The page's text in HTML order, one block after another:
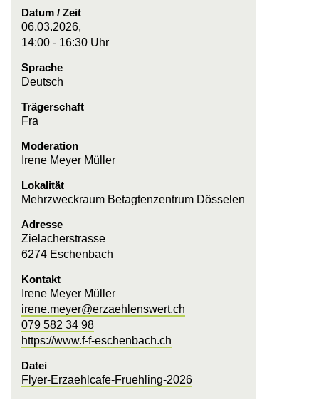
Datum / Zeit
06.03.2026,
14:00 - 16:30 Uhr
Sprache
Deutsch
Trägerschaft
Fra
Moderation
Irene Meyer Müller
Lokalität
Mehrzweckraum Betagtenzentrum Dösselen
Adresse
Zielacherstrasse
6274 Eschenbach
Kontakt
Irene Meyer Müller
irene.meyer@erzaehlenswert.ch
079 582 34 98
https://www.f-f-eschenbach.ch
Datei
Flyer-Erzaehlcafe-Fruehling-2026